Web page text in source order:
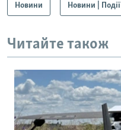
Новини Новини | Події
Читайте також